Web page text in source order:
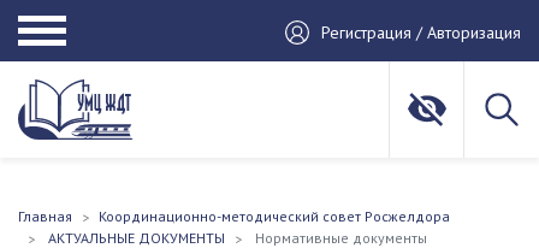
Регистрация / Авторизация
Главная
Координационно-методический совет Росжелдора
АКТУАЛЬНЫЕ ДОКУМЕНТЫ
Нормативные документы